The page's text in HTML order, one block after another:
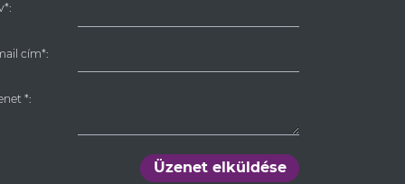
cím*:
*:
Üzenet elküldése